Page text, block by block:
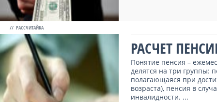
// РАССЧИТАЙКА
РАСЧЕТ
Понятие пенсия –
делятся на три группы:
полагающаяся при
возраста), пенсия в
инвалидности. ...